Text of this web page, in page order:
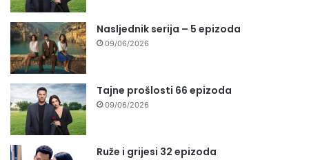
Nasljednik serija – 5 epizoda
09/06/2026
Tajne prošlosti 66 epizoda
09/06/2026
Ruže i grijesi 32 epizoda